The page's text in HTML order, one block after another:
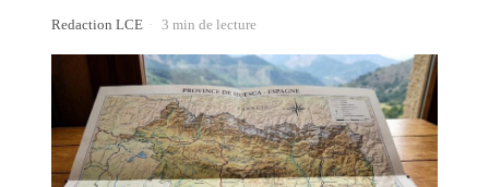
Redaction LCE 3 min de lecture